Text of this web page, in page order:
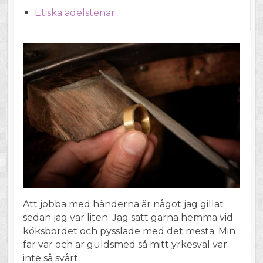
Etiska ädelstenar
Att jobba med händerna är något jag gillat
sedan jag var liten. Jag satt gärna hemma vid
köksbordet och pysslade med det mesta. Min
far var och är guldsmed så mitt yrkesval var
inte så svårt.